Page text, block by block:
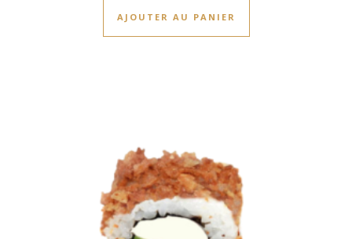
AJOUTER AU PANIER